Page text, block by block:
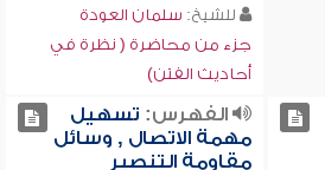
للشيخ: سلمان العودة
جزء من محاضرة ( نظرة في
أحاديث الفتن)
الفهرس: تسهيل
مهمة الاتصال , وسائل
مقاومة التنصير